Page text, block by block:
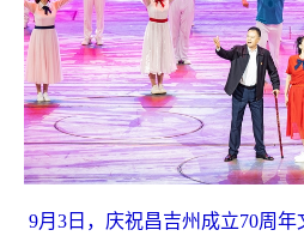
9月3日，庆祝昌吉州成立70周